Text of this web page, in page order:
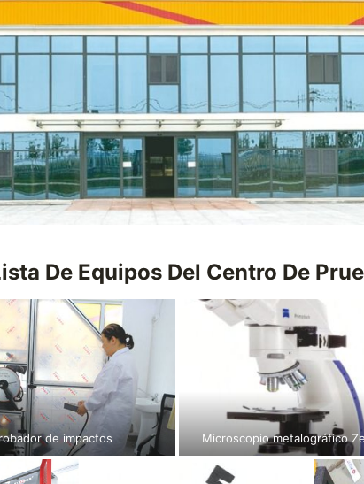
De Equipos Del Centro De
de impactos Microscopio metalográfico